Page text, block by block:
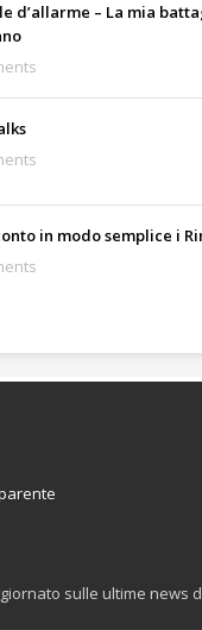
d’allarme – La mia
in modo semplice i
sulle ultime news